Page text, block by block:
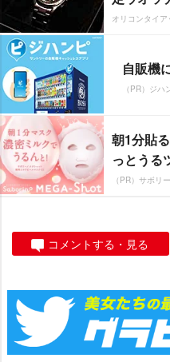
オリコンタイア
自販機
（PR）ジハ
朝1分貼
っとうる
（PR）サボリ
コメントする・見る